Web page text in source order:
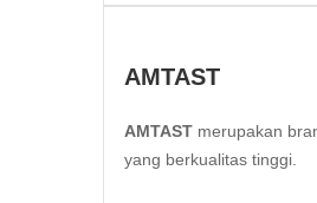
AMTAST
AMTAST merupakan
yang berkualitas tinggi.